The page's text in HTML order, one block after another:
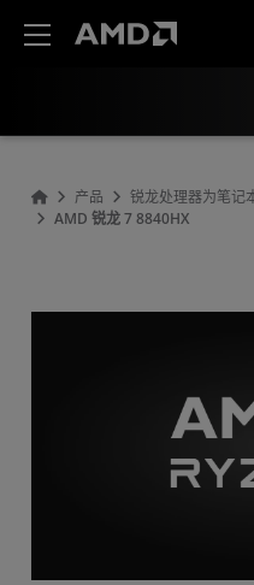
产品
锐龙处理器为笔记
AMD 锐龙 7 8840HX